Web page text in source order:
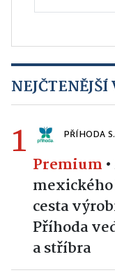
1 PŘÍHODA
Premium •
cesta
Příhoda
a stříbra